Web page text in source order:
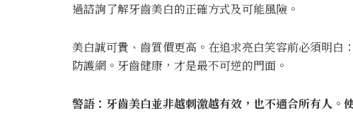
過諮詢了解牙齒美白的正確方式及可能風險。
美白誠可貴、齒質價更高。在追求亮白笑容前必須明白
防護網。牙齒健康，才是最不可逆的門面。
警語：牙齒美白並非越刺激越有效，也不適合所有人。